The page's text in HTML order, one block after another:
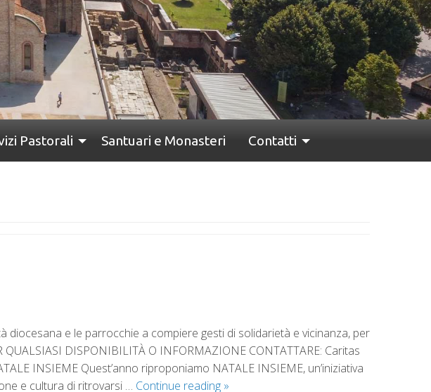
Pastorali Santuari e Monasteri Contatti
diocesana e le parrocchie a compiere gesti di solidarietà e vicinanza, per
DISPONIBILITÀ O INFORMAZIONE CONTATTARE: Caritas
INSIEME Quest’anno riproponiamo NATALE INSIEME, un’iniziativa
e cultura di ritrovarsi … Continue reading »